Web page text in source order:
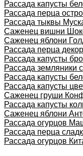
Рассада капусты
Рассада перца
Рассада тыквы
Саженец вишни
Саженец яблони
Рассада перца
Рассада капусты
Рассада земляники
Рассада капусты
Рассада капусты
Саженец груши
Рассада капусты
Саженец яблони
Рассада огурцов
Рассада перца
Рассада огурцов